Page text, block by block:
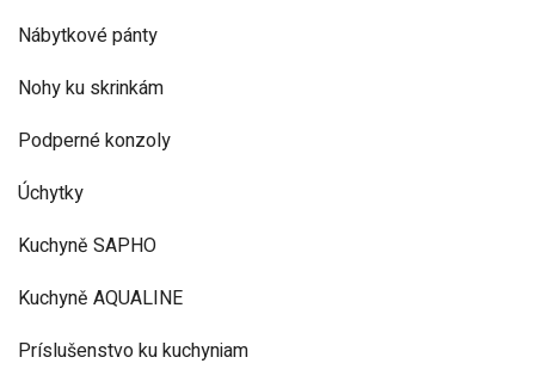
Nábytkové pánty
Nohy ku skrinkám
Podperné konzoly
Úchytky
Kuchyně SAPHO
Kuchyně AQUALINE
Príslušenstvo ku kuchyniam